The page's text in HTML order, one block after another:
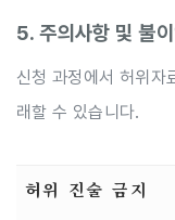
5. 주의사항 및 불이
신청 과정에서 허위자
래할 수 있습니다.
허위 진술 금지